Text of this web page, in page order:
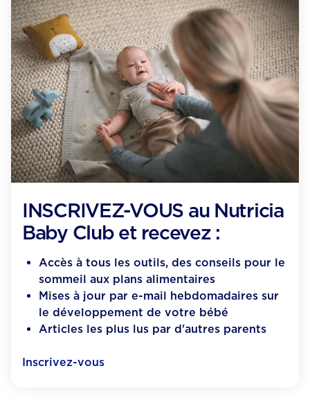
INSCRIVEZ-VOUS au Nutricia
Baby Club et recevez :
Accès à tous les outils, des conseils pour le
sommeil aux plans alimentaires​
Mises à jour par e-mail hebdomadaires sur
le développement de votre bébé​
Articles les plus lus par d'autres parents
Inscrivez-vous